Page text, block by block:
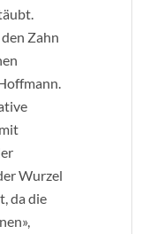
Zahn
Wurzel
da die